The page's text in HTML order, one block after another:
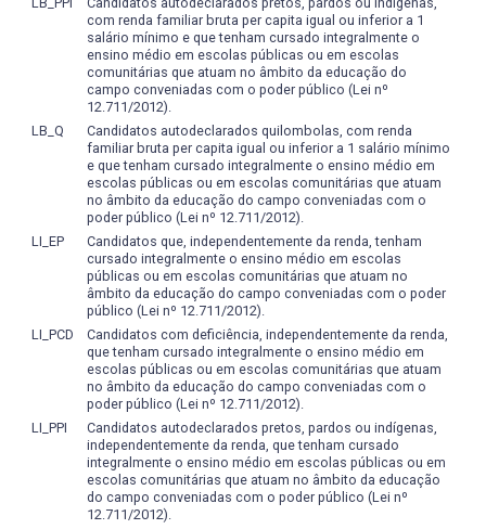
com renda familiar bruta per capita igual ou inferior a 1
salário mínimo e que tenham cursado integralmente o
ensino médio em escolas públicas ou em escolas
comunitárias que atuam no âmbito da educação do
campo conveniadas com o poder público (Lei nº
12.711/2012).
LB_Q
Candidatos autodeclarados quilombolas, com renda
familiar bruta per capita igual ou inferior a 1 salário mínimo
e que tenham cursado integralmente o ensino médio em
escolas públicas ou em escolas comunitárias que atuam
no âmbito da educação do campo conveniadas com o
poder público (Lei nº 12.711/2012).
LI_EP
Candidatos que, independentemente da renda, tenham
cursado integralmente o ensino médio em escolas
públicas ou em escolas comunitárias que atuam no
âmbito da educação do campo conveniadas com o poder
público (Lei nº 12.711/2012).
LI_PCD
Candidatos com deficiência, independentemente da renda,
que tenham cursado integralmente o ensino médio em
escolas públicas ou em escolas comunitárias que atuam
no âmbito da educação do campo conveniadas com o
poder público (Lei nº 12.711/2012).
LI_PPI
Candidatos autodeclarados pretos, pardos ou indígenas,
independentemente da renda, que tenham cursado
integralmente o ensino médio em escolas públicas ou em
escolas comunitárias que atuam no âmbito da educação
do campo conveniadas com o poder público (Lei nº
12.711/2012).